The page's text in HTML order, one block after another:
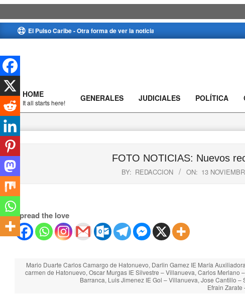
to
El Pulso Caribe - Otra forma de ver la noticia
Primary
Navigation
Menu
HOME
It all starts here! GENERALES JUDICIALES POLÍTICA
FOTO NOTICIAS: Nuevos
BY: REDACCION ON: 13
Spread the love
Mario Duarte Carlos Camargo de Hatonuevo, Darlin Gamez IE María
carmen de Hatonuevo, Oscar Murgas IE Silvestre – Villanueva, Carlos
Barranca, Luis Jimenez IE Gol – Villanueva, Jose Cantillo
Efrain Zarate